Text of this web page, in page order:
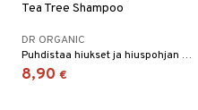
Tea Tree Shampoo
DR ORGANIC
Puhdistaa hiukset ja hiuspohjan hellävaraisesti, jotta ne tuntuvat raikkailta ja kosteutetuilta.
8,90 €